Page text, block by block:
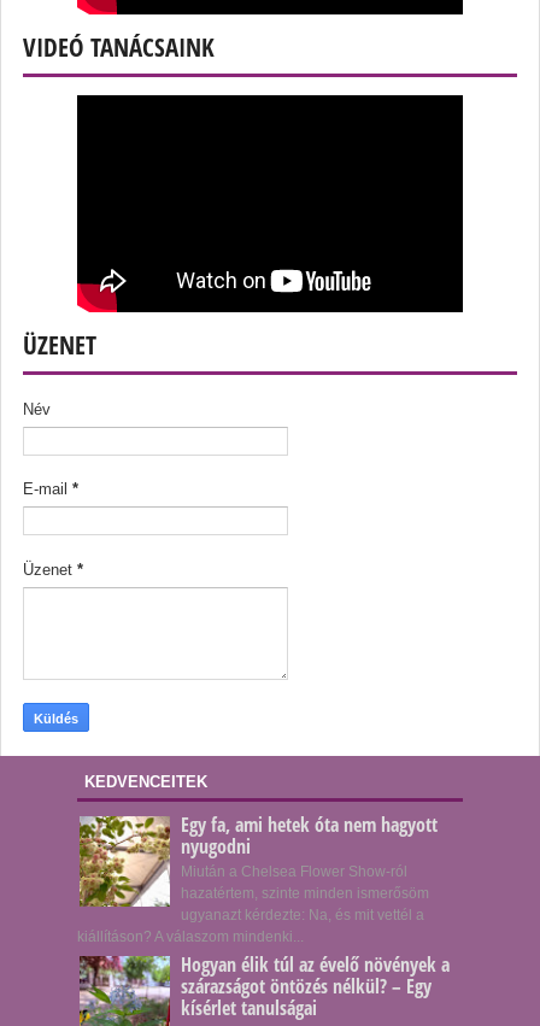
VIDEÓ TANÁCSAINK
ÜZENET
Név
E-mail *
Üzenet *
KEDVENCEITEK
Egy fa, ami hetek óta nem hagyott
nyugodni
Miután a Chelsea Flower Show-ról
hazatértem, szinte minden ismerősöm
ugyanazt kérdezte: Na, és mit vettél a
kiállításon? A válaszom mindenki...
Hogyan élik túl az évelő növények a
szárazságot öntözés nélkül? – Egy
kísérlet tanulságai